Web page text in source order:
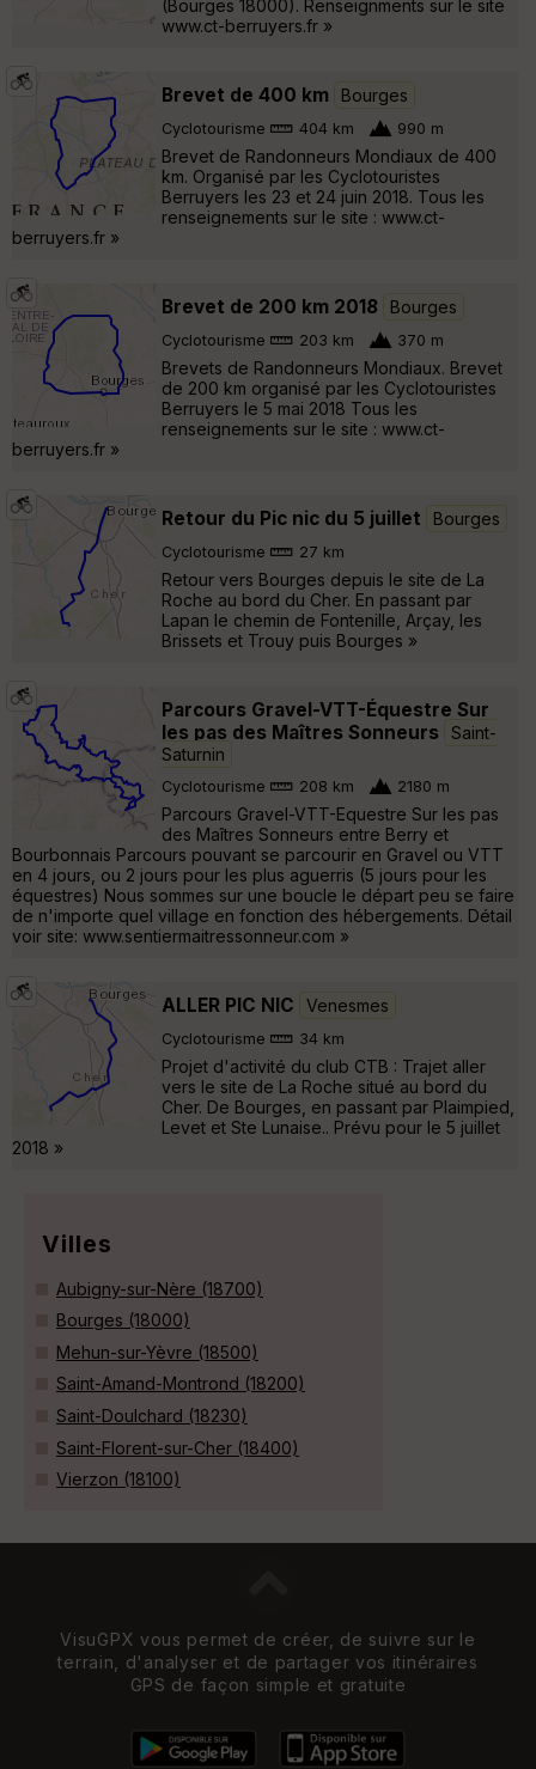
(Bourges 18000). Renseignments sur le site
www.ct-berruyers.fr »
Brevet de 400 km Bourges
Cyclotourisme 404 km 990 m
Brevet de Randonneurs Mondiaux de 400
km. Organisé par les Cyclotouristes
Berruyers les 23 et 24 juin 2018. Tous les
renseignements sur le site : www.ct-
berruyers.fr »
Brevet de 200 km 2018 Bourges
Cyclotourisme 203 km 370 m
Brevets de Randonneurs Mondiaux. Brevet
de 200 km organisé par les Cyclotouristes
Berruyers le 5 mai 2018 Tous les
renseignements sur le site : www.ct-
berruyers.fr »
Retour du Pic nic du 5 juillet Bourges
Cyclotourisme 27 km
Retour vers Bourges depuis le site de La
Roche au bord du Cher. En passant par
Lapan le chemin de Fontenille, Arçay, les
Brissets et Trouy puis Bourges »
Parcours Gravel-VTT-Équestre Sur
les pas des Maîtres Sonneurs
Saint-
Saturnin
Cyclotourisme 208 km 2180 m
Parcours Gravel-VTT-Equestre Sur les pas
des Maîtres Sonneurs entre Berry et
Bourbonnais Parcours pouvant se parcourir en Gravel ou VTT
en 4 jours, ou 2 jours pour les plus aguerris (5 jours pour les
équestres) Nous sommes sur une boucle le départ peu se faire
de n'importe quel village en fonction des hébergements. Détail
voir site: www.sentiermaitressonneur.com »
ALLER PIC NIC Venesmes
Cyclotourisme 34 km
Projet d'activité du club CTB : Trajet aller
vers le site de La Roche situé au bord du
Cher. De Bourges, en passant par Plaimpied,
Levet et Ste Lunaise.. Prévu pour le 5 juillet
2018 »
Villes
Aubigny-sur-Nère (18700)
Bourges (18000)
Mehun-sur-Yèvre (18500)
Saint-Amand-Montrond (18200)
Saint-Doulchard (18230)
Saint-Florent-sur-Cher (18400)
Vierzon (18100)
VisuGPX vous permet de créer, de suivre sur le
terrain, d'analyser et de partager vos itinéraires
GPS de façon simple et gratuite